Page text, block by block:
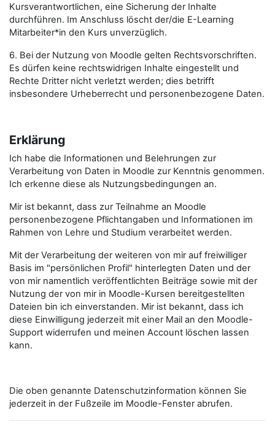
Kursverantwortlichen, eine Sicherung der Inhalte
durchführen. Im Anschluss löscht der/die E-Learning
Mitarbeiter*in den Kurs unverzüglich.
6. Bei der Nutzung von Moodle gelten Rechtsvorschriften.
Es dürfen keine rechtswidrigen Inhalte eingestellt und
Rechte Dritter nicht verletzt werden; dies betrifft
insbesondere Urheberrecht und personenbezogene Daten.
Erklärung
Ich habe die Informationen und Belehrungen zur
Verarbeitung von Daten in Moodle zur Kenntnis genommen.
Ich erkenne diese als Nutzungsbedingungen an.
Mir ist bekannt, dass zur Teilnahme an Moodle
personenbezogene Pflichtangaben und Informationen im
Rahmen von Lehre und Studium verarbeitet werden.
Mit der Verarbeitung der weiteren von mir auf freiwilliger
Basis im "persönlichen Profil" hinterlegten Daten und der
von mir namentlich veröffentlichten Beiträge sowie mit der
Nutzung der von mir in Moodle-Kursen bereitgestellten
Dateien bin ich einverstanden. Mir ist bekannt, dass ich
diese Einwilligung jederzeit mit einer Mail an den Moodle-
Support widerrufen und meinen Account löschen lassen
kann.
Die oben genannte Datenschutzinformation können Sie
jederzeit in der Fußzeile im Moodle-Fenster abrufen.